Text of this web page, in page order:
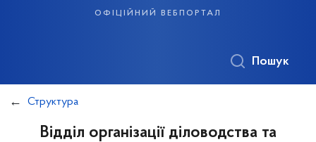
офіційний вебпортал
Пошук
Структура
Відділ організації діловодства та